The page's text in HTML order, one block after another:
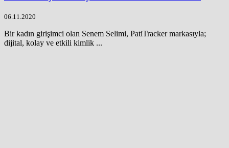
06.11.2020
Bir kadın girişimci olan Senem Selimi, PatiTracker markasıyla;
dijital, kolay ve etkili kimlik ...